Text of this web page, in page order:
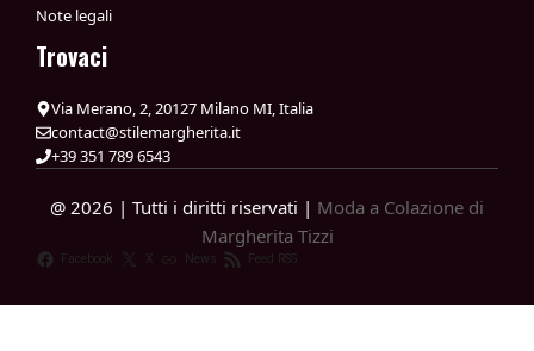
Note legali
Trovaci
Via Merano, 2, 20127 Milano MI, Italia
contact@stilemargherita.it
+39 351 789 6543
@ 2026 | Tutti i diritti riservati | Moda a Colazione di
Margherita Tizzi
Facebook X News Feed RSS